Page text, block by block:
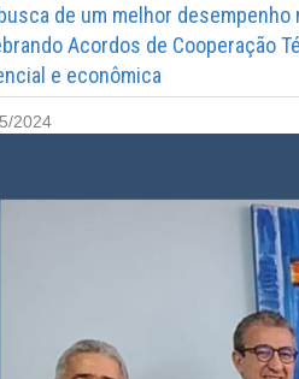
de um melhor
Acordos de Cooperação
e econômica
2024